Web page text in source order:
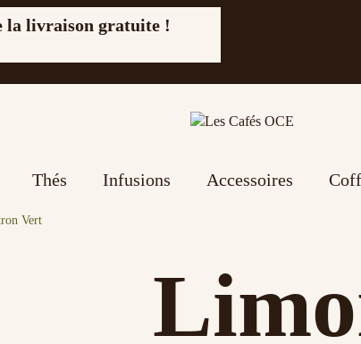
la livraison gratuite !
Thés Infusions Accessoires
Vert